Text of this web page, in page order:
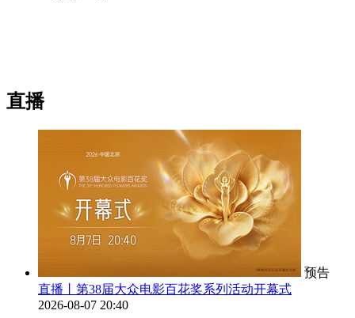
直播
预告
直播丨第38届大众电影百花奖系列活动开幕式
2026-08-07 20:40